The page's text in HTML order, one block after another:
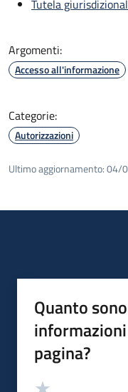
Tutela
Argomenti:
Accesso all'informazione
Categorie:
Autorizzazioni
Ultimo aggiornamento:04/
Quanto
pagina?
Valutazione